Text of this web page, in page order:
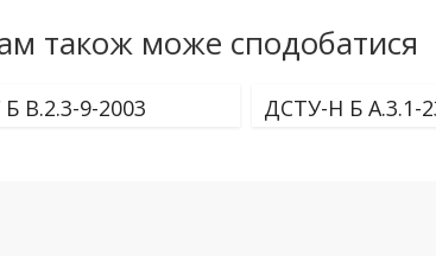
також може сподобатися
В.2.3-9-2003 ДСТУ-Н Б А.3.1-